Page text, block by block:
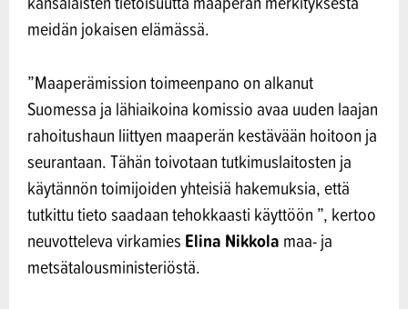
meidän jokaisen elämässä.
”Maaperämission toimeenpano on alkanut
Suomessa ja lähiaikoina komissio avaa uuden laajan
rahoitushaun liittyen maaperän kestävään hoitoon ja
seurantaan. Tähän toivotaan tutkimuslaitosten ja
käytännön toimijoiden yhteisiä hakemuksia, että
tutkittu tieto saadaan tehokkaasti käyttöön ”, kertoo
neuvotteleva virkamies Elina Nikkola maa- ja
metsätalousministeriöstä.